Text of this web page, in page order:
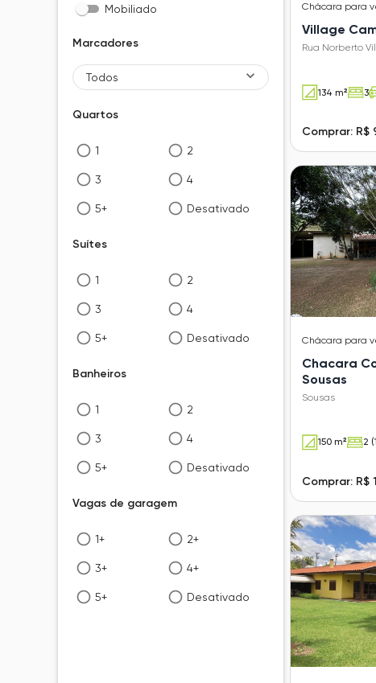
Mobiliado
Marcadores
Todos
Quartos
1 2
3 4
5+ Desativado
Suítes
1 2
3 4
5+ Desativado
Banheiros
1 2
3 4
5+ Desativado
Vagas de garagem
1+ 2+
3+ 4+
5+ Desativado
Chácara para
Village
Rua Norberto
134 m² 3
Comprar: R$
Chácara para
Chacara
Sousas
Sousas
150 m² 2
Comprar: R$